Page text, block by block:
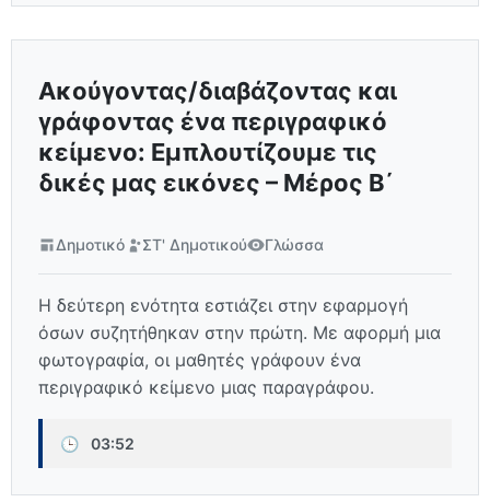
Ακούγοντας/διαβάζοντας και
γράφοντας ένα περιγραφικό
κείμενο: Εμπλουτίζουμε τις
δικές μας εικόνες – Μέρος Β΄
Δημοτικό ΣΤ' Δημοτικού Γλώσσα
Η δεύτερη ενότητα εστιάζει στην εφαρμογή
όσων συζητήθηκαν στην πρώτη. Με αφορμή μια
φωτογραφία, οι μαθητές γράφουν ένα
περιγραφικό κείμενο μιας παραγράφου.
🕒 03:52